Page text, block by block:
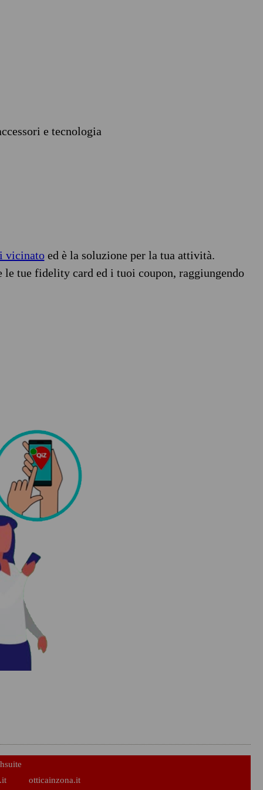
e tecnologia
vicinatoed è la soluzione per la tua attività.
tue fidelity card ed i tuoi coupon, raggiungendo
otticainzona.it